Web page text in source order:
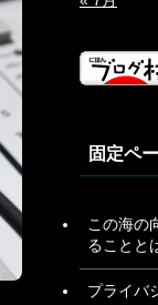
固定ペ
この海の
ることと
プライバ